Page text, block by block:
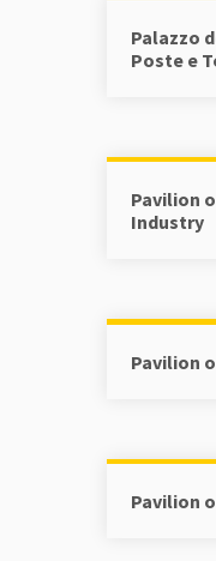
Palazzo
Poste e
Pavilion
Industry
Pavilion
Pavilion